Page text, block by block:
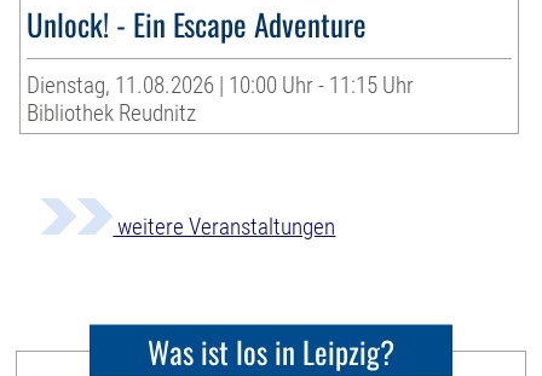
Unlock! - Ein Escape Adventure
Dienstag, 11.08.2026 | 10:00 Uhr - 11:15 Uhr
Bibliothek Reudnitz
weitere Veranstaltungen
Was ist los in Leipzig?